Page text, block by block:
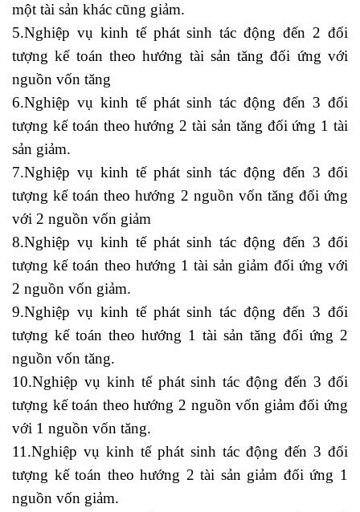
một tài sản khác cũng giảm.
5.Nghiệp vụ kinh tế phát sinh tác động đến 2 đối
tượng kế toán theo hướng tài sản tăng đối ứng với
nguồn vốn tăng
6.Nghiệp vụ kinh tế phát sinh tác động đến 3 đối
tượng kế toán theo hướng 2 tài sản tăng đối ứng 1 tài
sản giảm.
7.Nghiệp vụ kinh tế phát sinh tác động đến 3 đối
tượng kế toán theo hướng 2 nguồn vốn tăng đối ứng
với 2 nguồn vốn giảm
8.Nghiệp vụ kinh tế phát sinh tác động đến 3 đối
tượng kế toán theo hướng 1 tài sản giảm đối ứng với
2 nguồn vốn giảm.
9.Nghiệp vụ kinh tế phát sinh tác động đến 3 đối
tượng kế toán theo hướng 1 tài sản tăng đối ứng 2
nguồn vốn tăng.
10.Nghiệp vụ kinh tế phát sinh tác động đến 3 đối
tượng kế toán theo hướng 2 nguồn vốn giảm đối ứng
với 1 nguồn vốn tăng.
11.Nghiệp vụ kinh tế phát sinh tác động đến 3 đối
tượng kế toán theo hướng 2 tài sản giảm đối ứng 1
nguồn vốn giảm.